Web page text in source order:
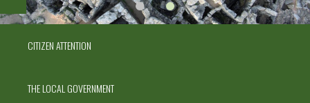
CITIZEN ATTENTION
THE LOCAL GOVERNMENT